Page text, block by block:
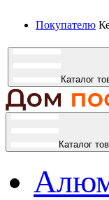
Покупателю
Каталог
Каталог